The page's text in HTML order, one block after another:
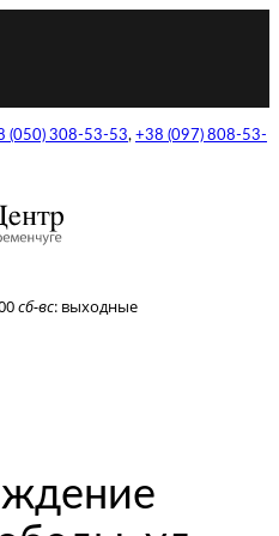
(050) 308-53-53, +38 (097) 808-53-
сб-вс: выходные